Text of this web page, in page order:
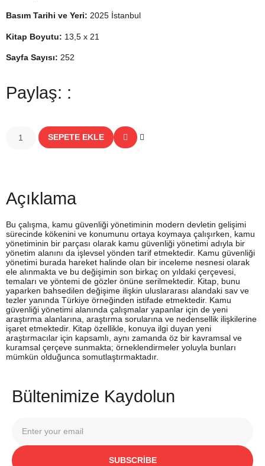
Basım Tarihi ve Yeri: 2025 İstanbul
Kitap Boyutu: 13,5 x 21
Sayfa Sayısı: 252
Paylaş: :
SEPETE EKLE
Açıklama
Bu çalışma, kamu güvenliği yönetiminin modern devletin gelişimi
sürecinde kökenini ve konumunu ortaya koymaya çalışırken, kamu
yönetiminin bir parçası olarak kamu güvenliği yönetimi adıyla bir
yönetim alanını da işlevsel yönden tarif etmektedir. Kamu güvenliği
yönetimi burada hareket halinde olan bir inceleme nesnesi olarak
ele alınmakta ve bu değişimin son birkaç on yıldaki çerçevesi,
temaları ve yöntemi de gözler önüne serilmektedir. Kitap, bunu
yaparken bahsedilen değişime ilişkin uluslararası alandaki sav ve
tezler yanında Türkiye örneğinden istifade etmektedir. Kamu
güvenliği yönetimi alanında çalışmalar yapanlar için de yeni
araştırma alanlarına, araştırma sorularına ve nedensellik ilişkilerine
işaret etmektedir. Kitap özellikle, konuya ilgi duyan yeni
araştırmacılar için kapsamlı, aynı zamanda öz bir kavramsal ve
kuramsal çerçeve sunmakta; örneklendirmeler yoluyla bunları
mümkün olduğunca somutlaştırmaktadır.
Bültenimize Kaydolun
SUBSCRIBE